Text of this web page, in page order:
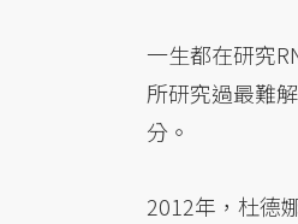
一生都在研究
所研究過最難
分。
2012年，杜德